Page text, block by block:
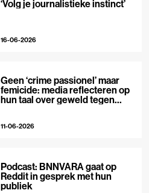
‘Volg je journalistieke instinct’
16-06-2026
Geen ‘crime passionel’ maar
femicide: media reflecteren op
hun taal over geweld tegen
11-06-2026
Podcast: BNNVARA gaat op
Reddit in gesprek met hun
publiek